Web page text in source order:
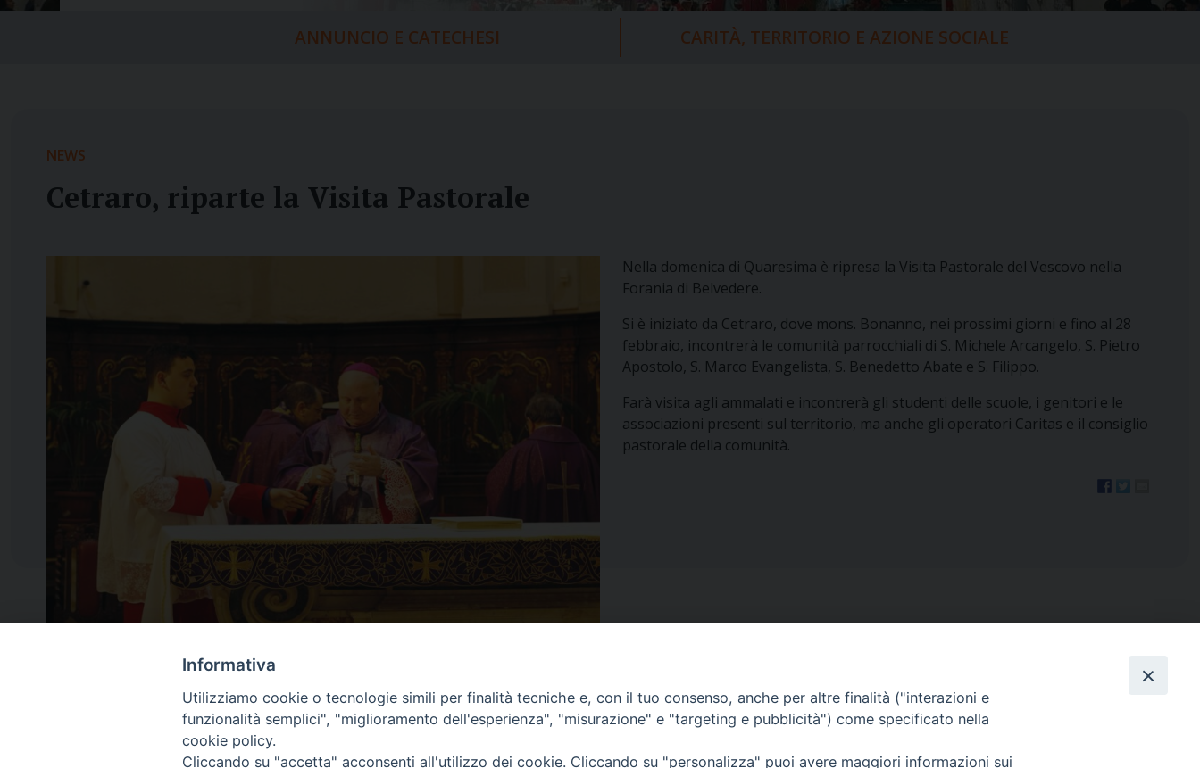
ANNUNCIO E CATECHESI CARITÀ, TERRITORIO E AZIONE SOCIALE
NEWS
Cetraro, riparte la Visita Pastorale
Nella domenica di Quaresima è ripresa la Visita Pastorale del Vescovo nella
Forania di Belvedere.
Si è iniziato da Cetraro, dove mons. Bonanno, nei prossimi giorni e fino al 28
febbraio, incontrerà le comunità parrocchiali di S. Michele Arcangelo, S. Pietro
Apostolo, S. Marco Evangelista, S. Benedetto Abate e S. Filippo.
Farà visita agli ammalati e incontrerà gli studenti delle scuole, i genitori e le
associazioni presenti sul territorio, ma anche gli operatori Caritas e il consiglio
pastorale della comunità.
Diocesi di
San Marco Argentano - Scalea CONTATTACI MODULISTICA RENDICONTO 8X1000
Informativa
Utilizziamo cookie o tecnologie simili per finalità tecniche e, con il tuo consenso, anche per altre finalità ("interazioni e
funzionalità semplici", "miglioramento dell'esperienza", "misurazione" e "targeting e pubblicità") come specificato nella
cookie policy.
Cliccando su "accetta" acconsenti all'utilizzo dei cookie. Cliccando su "personalizza" puoi avere maggiori informazioni sui